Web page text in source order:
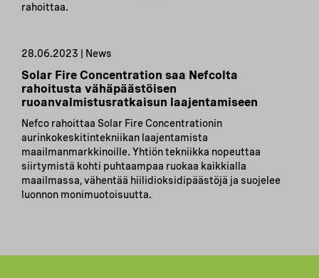
rahoittaa.
28.06.2023 | News
Solar Fire Concentration saa Nefcolta
rahoitusta vähäpäästöisen
ruoanvalmistusratkaisun laajentamiseen
Nefco rahoittaa Solar Fire Concentrationin
aurinkokeskitintekniikan laajentamista
maailmanmarkkinoille. Yhtiön tekniikka nopeuttaa
siirtymistä kohti puhtaampaa ruokaa kaikkialla
maailmassa, vähentää hiilidioksidipäästöjä ja suojelee
luonnon monimuotoisuutta.